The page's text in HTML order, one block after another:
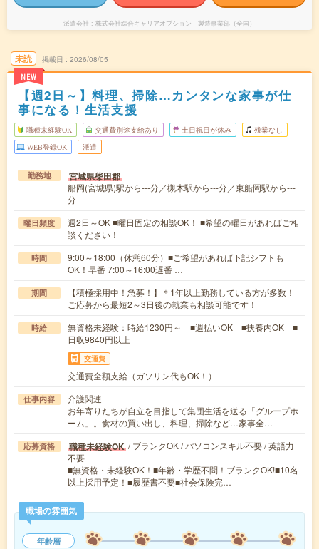
派遣会社 株式会社綜合キャリアオプション 製造事業部（全国）
未読
NEW
掲載日 2026/08/05
【週2日～】料理、掃除…カンタンな家事が仕
事になる！生活支援
職種未経験OK 交通費別途支給あり 土日祝日が休み 残業なし
WEB登録OK 派遣
勤務地 宮城県柴田郡
船岡(宮城県)駅から---分／槻木駅から---分／東船岡駅から---
分
曜日頻度
週2日～OK ■曜日固定の相談OK！ ■希望の曜日があればご相
談ください！
時間
9:00～18:00（休憩60分）■ご希望があれば下記シフトも
OK！早番 7:00～16:00遅番 …
期間
【積極採用中！急募！】＊1年以上勤務している方が多数！
ご応募から最短2～3日後の就業も相談可能です！
時給
無資格未経験：時給1230円～ ■週払いOK ■扶養内OK ■
日収9840円以上
交通費
交通費全額支給（ガソリン代もOK！）
仕事内容
介護関連
お年寄りたちが自立を目指して集団生活を送る「グループホ
ーム」。食材の買い出し、料理、掃除など…家事全…
応募資格 職種未経験OK / ブランクOK / パソコンスキル不要 / 英語力
不要
■無資格・未経験OK！■年齢・学歴不問！ブランクOK!■10名
以上採用予定！■履歴書不要■社会保険完…
職場の雰囲気
年齢層